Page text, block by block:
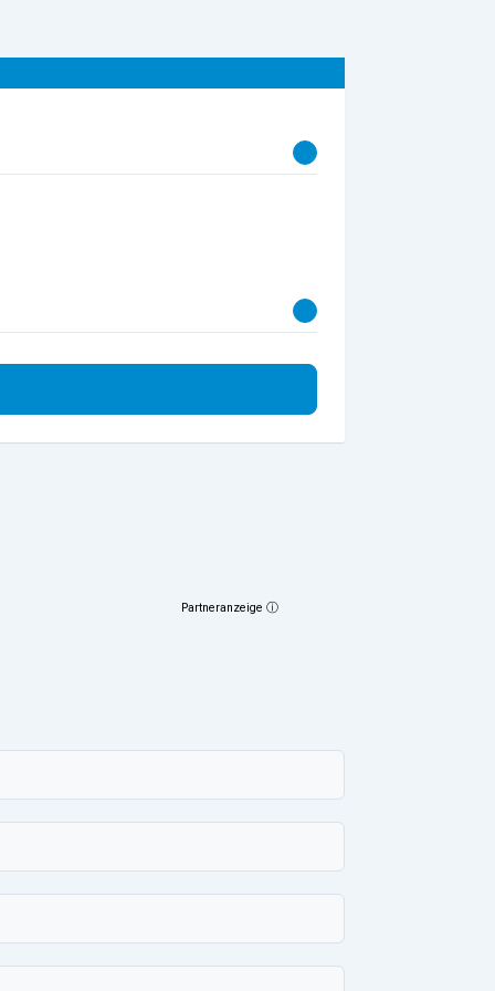
Partneranzeige ⓘ